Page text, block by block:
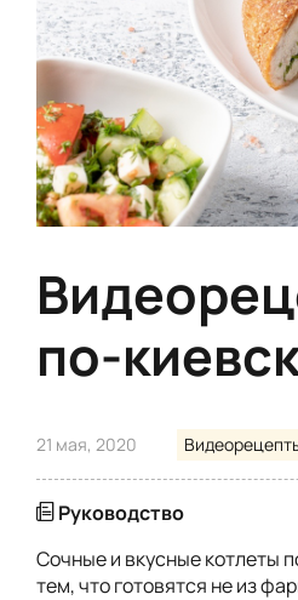
по-
21 мая, 2020
Руководство
Сочные и вкусные котлеты
тем, что готовятся не из